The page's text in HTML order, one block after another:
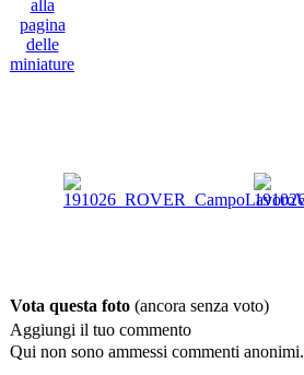
Vota questa foto (ancora senza voto)
Aggiungi il tuo commento
Qui non sono ammessi commenti anonimi.